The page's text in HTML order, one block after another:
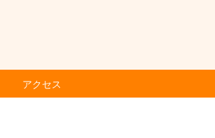
アクセス